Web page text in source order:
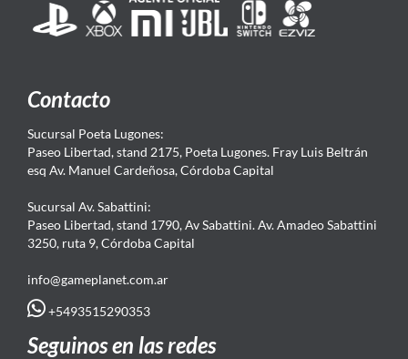
Contacto
Sucursal Poeta Lugones:
Paseo Libertad, stand 2175, Poeta Lugones. Fray Luis Beltrán
esq Av. Manuel Cardeñosa, Córdoba Capital
Sucursal Av. Sabattini:
Paseo Libertad, stand 1790, Av Sabattini. Av. Amadeo Sabattini
3250, ruta 9, Córdoba Capital
info@gameplanet.com.ar
+5493515290353
Seguinos en las redes